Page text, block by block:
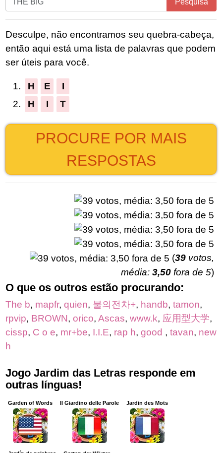
todas
letras
do
quebra-
cabeça:
Pesquisa
Desculpe, não encontramos seu quebra-cabeça,
então aqui está uma lista de palavras que podem
ser úteis para você.
1. H E
I
2.
H I T
PROCURE POR MAIS
RESPOSTAS
(39 votos,
média: 3,50 fora de 5)
O que os outros estão procurando:
The b, mapfr, quien, 불의전차+, handb, tamon,
rpvip, BROWN, orico, Ascas, www.k, 应用型大学,
cissp, C o e, mr+be, I.I.E, rap h, good , tavan, new
h
Jogo Jardim das Letras responde em
outras línguas!
Garden of Words Il Giardino delle Parole Jardin des Mots